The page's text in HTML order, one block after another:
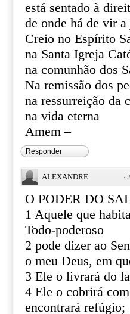
está sentado à
de onde há de vir
Creio no Espírito
na Santa Igreja
na comunhão dos
Na remissão dos
na ressurreição da
na vida eterna
Amem –
Responder
ALEXANDRE ·
O PODER DO
1 Aquele que
Todo-poderoso
2 pode dizer ao
o meu Deus, em
3 Ele o livrará do
4 Ele o cobrirá com
encontrará refúgio;